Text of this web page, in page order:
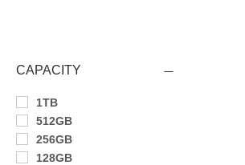
CAPACITY
1TB
512GB
256GB
128GB